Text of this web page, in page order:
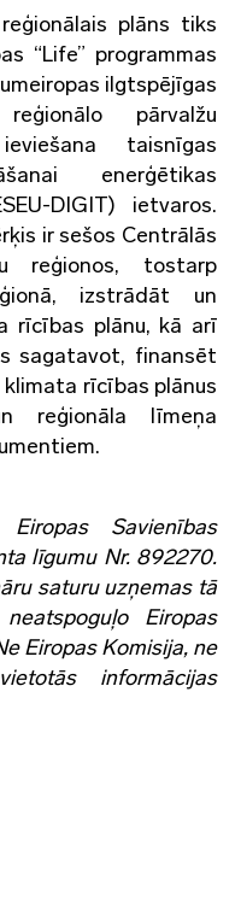
plāns tiks
“Life” programmas
ilgtspējīgas
pārvalžu
taisnīgas
enerģētikas
DIGIT) ietvaros.
ir sešos Centrālās
reģionos, tostarp
izstrādāt un
rīcības plānu, kā arī
sagatavot, finansēt
klimata rīcības plānus
reģionāla līmeņa
Savienības
līgumu Nr. 892270.
saturu uzņemas tā
Eiropas
Eiropas Komisija, ne
informācijas